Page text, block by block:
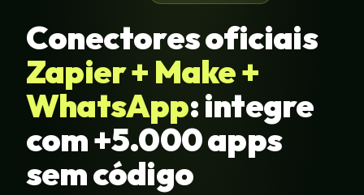
Conectores oficiais
Zapier + Make +
WhatsApp: integre
com +5.000 apps
sem código